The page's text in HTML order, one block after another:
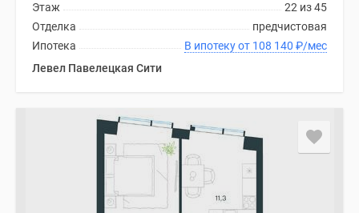
22 из 45
Этаж
предчистовая
Отделка
В ипотеку от 108 140 ₽/мес
Ипотека
Левел Павелецкая Сити